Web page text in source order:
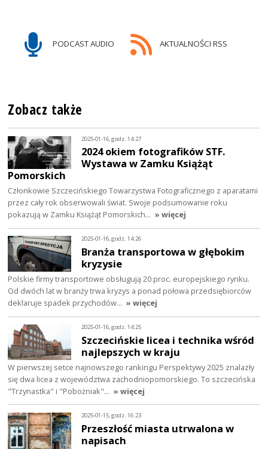
PODCAST AUDIO AKTUALNOŚCI RSS
Zobacz także
2025-01-16, godz. 14:27
2024 okiem fotografików STF.
Wystawa w Zamku Książąt
Pomorskich
Członkowie Szczecińskiego Towarzystwa Fotograficznego z aparatami
przez cały rok obserwowali świat. Swoje podsumowanie roku
pokazują w Zamku Książąt Pomorskich… » więcej
2025-01-16, godz. 14:26
Branża transportowa w głębokim
kryzysie
Polskie firmy transportowe obsługują 20 proc. europejskiego rynku.
Od dwóch lat w branży trwa kryzys a ponad połowa przedsiębiorców
deklaruje spadek przychodów… » więcej
2025-01-16, godz. 14:25
Szczecińskie licea i technika wśród
najlepszych w kraju
W pierwszej setce najnowszego rankingu Perspektywy 2025 znalazły
się dwa licea z województwa zachodniopomorskiego. To szczecińska
"Trzynastka" i "Pobożniak"… » więcej
2025-01-15, godz. 16:23
Przeszłość miasta utrwalona w
napisach